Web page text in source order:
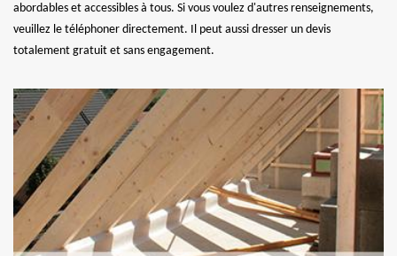
abordables et accessibles à tous. Si vous voulez d'autres renseignements,
veuillez le téléphoner directement. Il peut aussi dresser un devis
totalement gratuit et sans engagement.